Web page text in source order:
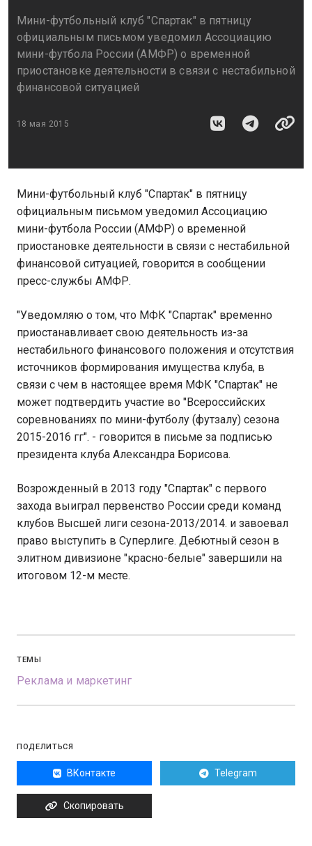
Мини-футбольный клуб "Спартак" в пятницу
официальным письмом уведомил Ассоциацию
мини-футбола России (АМФР) о временной
приостановке деятельности в связи с нестабильной
финансовой ситуацией
18 мая 2015
Мини-футбольный клуб "Спартак" в пятницу
официальным письмом уведомил Ассоциацию
мини-футбола России (АМФР) о временной
приостановке деятельности в связи с нестабильной
финансовой ситуацией, говорится в сообщении
пресс-службы АМФР.
"Уведомляю о том, что МФК "Спартак" временно
приостанавливает свою деятельность из-за
нестабильного финансового положения и отсутствия
источников формирования имущества клуба, в
связи с чем в настоящее время МФК "Спартак" не
может подтвердить участие во "Всероссийских
соревнованиях по мини-футболу (футзалу) сезона
2015-2016 гг". - говорится в письме за подписью
президента клуба Александра Борисова.
Возрожденный в 2013 году "Спартак" с первого
захода выиграл первенство России среди команд
клубов Высшей лиги сезона-2013/2014. и завоевал
право выступить в Суперлиге. Дебютный сезон в
элитном дивизионе "красно-белые" завершили на
итоговом 12-м месте.
ТЕМЫ
Реклама и маркетинг
ПОДЕЛИТЬСЯ
ВКонтакте Telegram
Скопировать